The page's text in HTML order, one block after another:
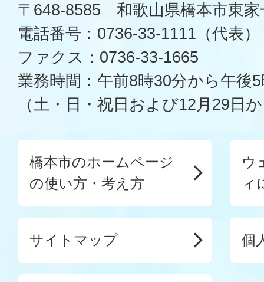
〒648-8585 和歌山県橋本市東家
電話番号：0736-33-1111（代表）
ファクス：0736-33-1665
業務時間：午前8時30分から午後
（土・日・祝日および12月29日
橋本市のホームページ
の使い方・考え方
ウ
ィ
サイトマップ 個